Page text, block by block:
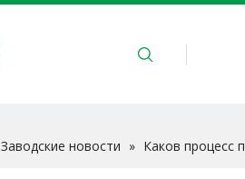
О НАС
Заводские новости » Каков процесс